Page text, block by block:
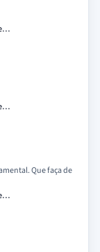
Que faça de